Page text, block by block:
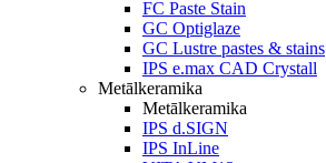
FC Paste Stain
GC Optiglaze
GC Lustre pastes & stains
IPS e.max CAD Crystall
Metālkeramika
Metālkeramika
IPS d.SIGN
IPS InLine